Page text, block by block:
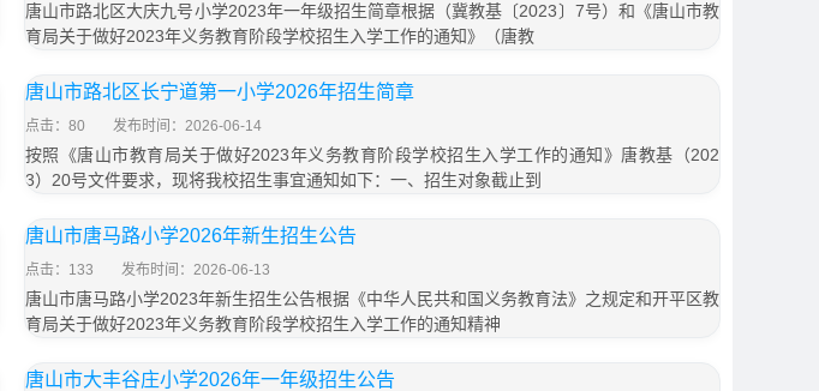
唐山市路北区大庆九号小学2023年一年级招生简章根据（冀教基〔2023〕7号）和《唐山市教
育局关于做好2023年义务教育阶段学校招生入学工作的通知》（唐教
唐山市路北区长宁道第一小学2026年招生简章
点击：80 发布时间：2026-06-14
按照《唐山市教育局关于做好2023年义务教育阶段学校招生入学工作的通知》唐教基（202
3）20号文件要求，现将我校招生事宜通知如下：一、招生对象截止到
唐山市唐马路小学2026年新生招生公告
点击：133 发布时间：2026-06-13
唐山市唐马路小学2023年新生招生公告根据《中华人民共和国义务教育法》之规定和开平区教
育局关于做好2023年义务教育阶段学校招生入学工作的通知精神
唐山市大丰谷庄小学2026年一年级招生公告